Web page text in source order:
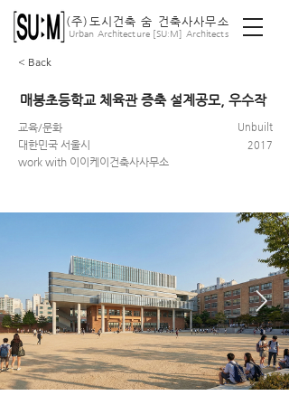
(주)도시건축 숨 건축사사무소
Urban Architecture [SUːM] Architects
< Back
매봉초등학교 체육관 증축 설계공모, 우수작
교육/문화 Unbuilt
대한민국 서울시 2017
work with 이이케이건축사사무소